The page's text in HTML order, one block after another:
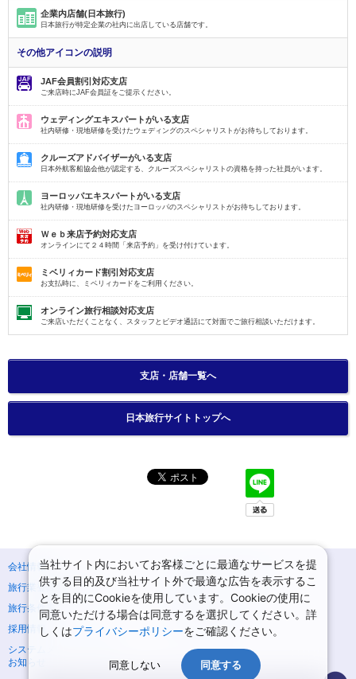
企業内店舗(日本旅行)
日本旅行が特定企業の社内に出店している店舗です。
その他アイコンの説明
JAF会員割引対応支店
ご来店時にJAF会員証をご提示ください。
ウェディングエキスパートがいる支店
社内研修・現地研修を受けたウェディングのスペシャリストがお待ちしております。
クルーズアドバイザーがいる支店
日本外航客船協会他が認定する、クルーズスペシャリストの資格を持った社員がいます。
ヨーロッパエキスパートがいる支店
社内研修・現地研修を受けたヨーロッパのスペシャリストがお待ちしております。
Ｗｅｂ来店予約対応支店
オンラインにて２４時間「来店予約」を受け付けています。
ミベリィカード割引対応支店
お支払時に、ミベリィカードをご利用ください。
オンライン旅行相談対応支店
ご来店いただくことなく、スタッフとビデオ通話にて対面でご旅行相談いただけます。
支店・店舗一覧へ
日本旅行サイトトップへ
会社情報
プライバシーポリシー
旅行業登録票・約款
規約集
旅行条件書
ニュースリリース
採用情報
サイトマップ
システムメンテナンスの
お知らせ
当社サイト内においてお客様ごとに最適なサービスを提
供する目的及び当社サイト外で最適な広告を表示するこ
とを目的にCookieを使用しています。Cookieの使用に
同意いただける場合は同意するを選択してください。詳
しくはプライバシーポリシーをご確認ください。
同意しない 同意する